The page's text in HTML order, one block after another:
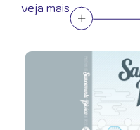
veja mais